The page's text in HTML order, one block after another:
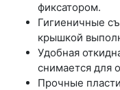
фиксатором.
Гигиеничные
крышкой
Удобная
снимается для
Прочные